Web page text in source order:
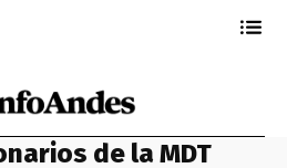
de la MDT